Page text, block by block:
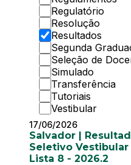
Regulatório
Resolução
Resultados
Segunda
Seleção de
Simulado
Transferência
Tutoriais
Vestibular
17/06/2026
Salvador |
Seletivo
Lista 8 - 2026.2